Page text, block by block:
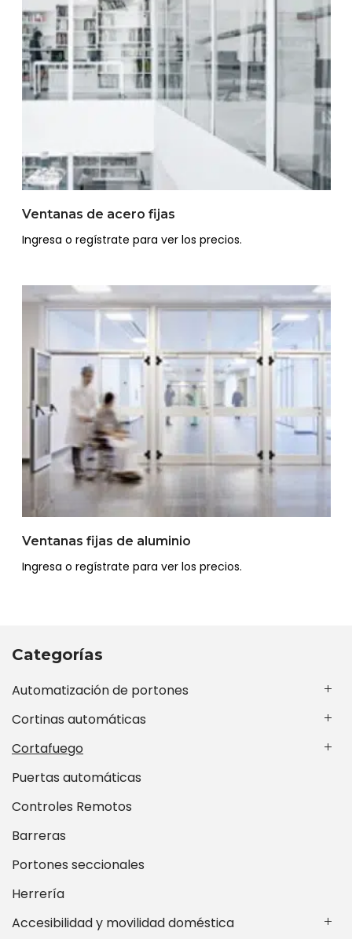
Ventanas de acero fijas
Ingresa o regístrate para ver los precios.
Ventanas fijas de aluminio
Ingresa o regístrate para ver los precios.
Categorías
Automatización de portones
Cortinas automáticas
Cortafuego
Puertas automáticas
Controles Remotos
Barreras
Portones seccionales
Herrería
Accesibilidad y movilidad doméstica